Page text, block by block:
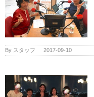
By スタッフ 2017-09-10